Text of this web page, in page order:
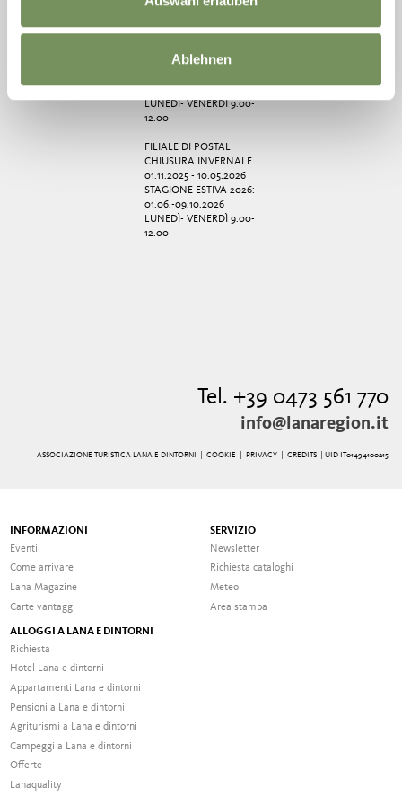
Ablehnen
UHR
FILIALE CERMES
01.11.2025 - 10.05.2026
11.05.-09.10.2026
LUNEDÌ- VENERDÌ 9.00-
12.00
FILIALE DI POSTAL
CHIUSURA INVERNALE
01.11.2025 - 10.05.2026
STAGIONE ESTIVA 2026:
01.06.-09.10.2026
LUNEDÌ- VENERDÌ 9.00-
12.00
Tel. +39 0473 561 770
info@lanaregion.it
ASSOCIAZIONE TURISTICA LANA E DINTORNI | COOKIE PRIVACY| CREDITS | UID IT01494100215
INFORMAZIONI
Eventi
Come arrivare
Lana Magazine
Carte vantaggi
SERVIZIO
Newsletter
Richiesta cataloghi
Meteo
Area stampa
ALLOGGI A LANA E DINTORNI
Richiesta
Hotel Lana e dintorni
Appartamenti Lana e dintorni
Pensioni a Lana e dintorni
Agriturismi a Lana e dintorni
Campeggi a Lana e dintorni
Offerte
Lanaquality